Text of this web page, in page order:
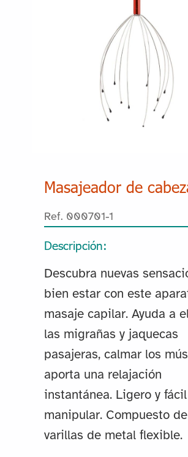
Masajeador de
Ref. 000701-1
Descripción:
Descubra nuevas
bien estar con este
masaje capilar. Ayuda a
las migrañas y jaquecas
pasajeras, calmar los
aporta una relajación
instantánea. Ligero y
manipular. Compuesto de
varillas de metal flexible.